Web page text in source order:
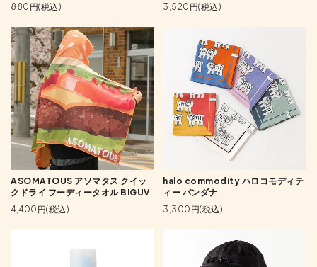
880円(税込)
3,520円(税込)
ASOMATOUS アソマタス クイッ
クドライ フーディータオル BIGUV
4,400円(税込)
halo commodity ハロコモディテ
ィー バンダナ
3,300円(税込)